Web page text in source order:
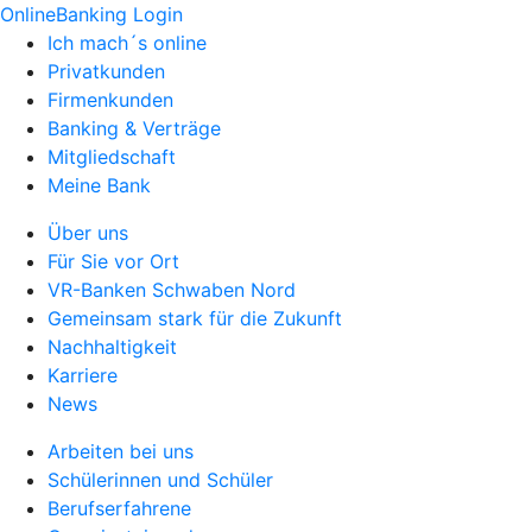
OnlineBanking Login
Ich mach´s online
Privatkunden
Firmenkunden
Banking & Verträge
Mitgliedschaft
Meine Bank
Über uns
Für Sie vor Ort
VR-Banken Schwaben Nord
Gemeinsam stark für die Zukunft
Nachhaltigkeit
Karriere
News
Arbeiten bei uns
Schülerinnen und Schüler
Berufserfahrene